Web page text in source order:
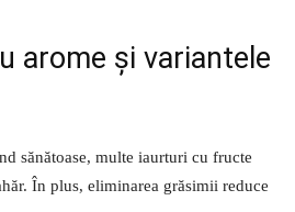
arome și variantele
sănătoase, multe iaurturi cu fructe
În plus, eliminarea grăsimii reduce